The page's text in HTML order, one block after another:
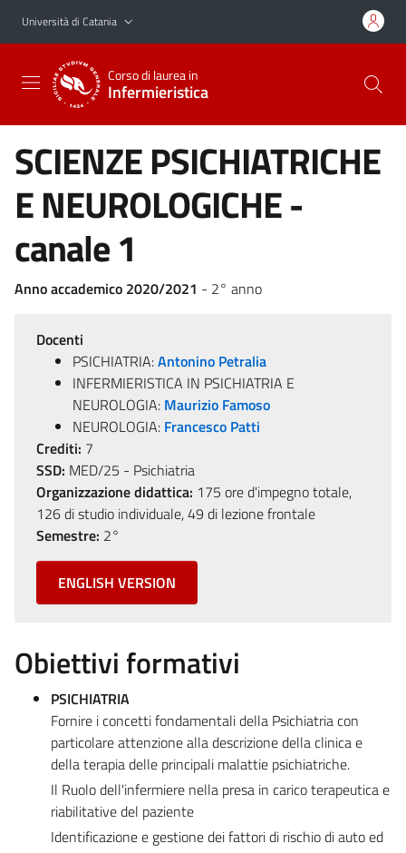
Vai al contenuto principale
Vai al menu di navigazione
Università di Catania
Corso di laurea in
Infermieristica
SCIENZE PSICHIATRICHE
E NEUROLOGICHE -
canale 1
Anno accademico 2020/2021 - 2° anno
Docenti
PSICHIATRIA:Antonino Petralia
INFERMIERISTICA IN PSICHIATRIA E
NEUROLOGIA: Maurizio Famoso
NEUROLOGIA: Francesco Patti
Crediti: 7
SSD: MED/25 - Psichiatria
Organizzazione didattica: 175 ore d'impegno totale,
126 di studio individuale, 49 di lezione frontale
Semestre: 2°
ENGLISH VERSION
Obiettivi formativi
PSICHIATRIA
Fornire i concetti fondamentali della Psichiatria con
particolare attenzione alla descrizione della clinica e
della terapia delle principali malattie psichiatriche.
Il Ruolo dell'infermiere nella presa in carico terapeutica e
riabilitative del paziente
Identificazione e gestione dei fattori di rischio di auto ed